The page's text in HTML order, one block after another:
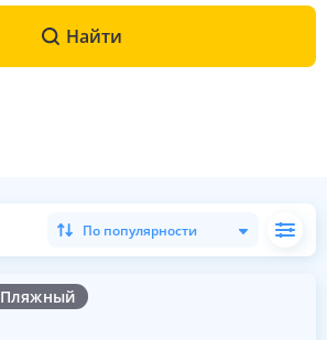
Найти
По популярности
Пляжный